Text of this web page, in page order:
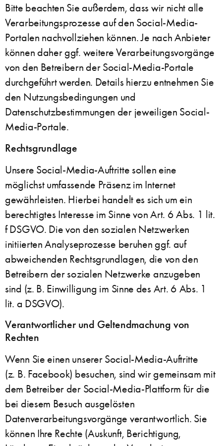
Bitte beachten Sie außerdem, dass wir nicht alle
Verarbeitungsprozesse auf den Social-Media-
Portalen nachvollziehen können. Je nach Anbieter
können daher ggf. weitere Verarbeitungsvorgänge
von den Betreibern der Social-Media-Portale
durchgeführt werden. Details hierzu entnehmen Sie
den Nutzungsbedingungen und
Datenschutzbestimmungen der jeweiligen Social-
Media-Portale.
Rechtsgrundlage
Unsere Social-Media-Auftritte sollen eine
möglichst umfassende Präsenz im Internet
gewährleisten. Hierbei handelt es sich um ein
berechtigtes Interesse im Sinne von Art. 6 Abs. 1 lit.
f DSGVO. Die von den sozialen Netzwerken
initiierten Analyseprozesse beruhen ggf. auf
abweichenden Rechtsgrundlagen, die von den
Betreibern der sozialen Netzwerke anzugeben
sind (z. B. Einwilligung im Sinne des Art. 6 Abs. 1
lit. a DSGVO).
Verantwortlicher und Geltendmachung von
Rechten
Wenn Sie einen unserer Social-Media-Auftritte
(z. B. Facebook) besuchen, sind wir gemeinsam mit
dem Betreiber der Social-Media-Plattform für die
bei diesem Besuch ausgelösten
Datenverarbeitungsvorgänge verantwortlich. Sie
können Ihre Rechte (Auskunft, Berichtigung,